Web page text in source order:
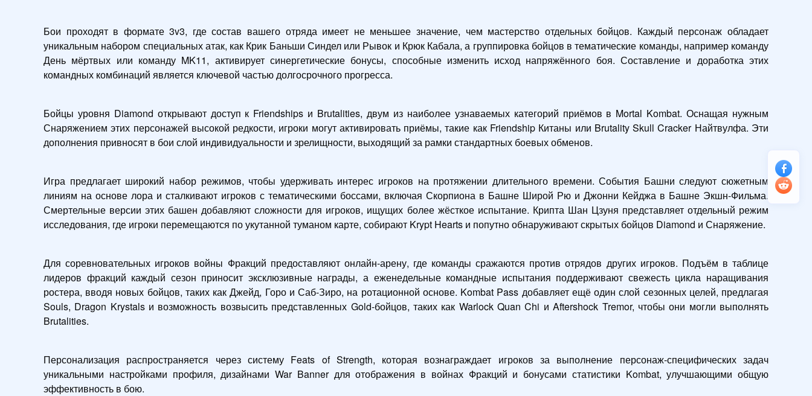
Бои проходят в формате 3v3, где состав вашего отряда имеет не меньшее значение, чем мастерство отдельных бойцов. Каждый персонаж обладает
уникальным набором специальных атак, как Крик Баньши Синдел или Рывок и Крюк Кабала, а группировка бойцов в тематические команды, например команду
День мёртвых или команду MK11, активирует синергетические бонусы, способные изменить исход напряжённого боя. Составление и доработка этих
командных комбинаций является ключевой частью долгосрочного прогресса.
Бойцы уровня Diamond открывают доступ к Friendships и Brutalities, двум из наиболее узнаваемых категорий приёмов в Mortal Kombat. Оснащая нужным
Снаряжением этих персонажей высокой редкости, игроки могут активировать приёмы, такие как Friendship Китаны или Brutality Skull Cracker Найтвулфа. Эти
дополнения привносят в бои слой индивидуальности и зрелищности, выходящий за рамки стандартных боевых обменов.
Игра предлагает широкий набор режимов, чтобы удерживать интерес игроков на протяжении длительного времени. События Башни следуют сюжетным
линиям на основе лора и сталкивают игроков с тематическими боссами, включая Скорпиона в Башне Широй Рю и Джонни Кейджа в Башне Экшн-Фильма.
Смертельные версии этих башен добавляют сложности для игроков, ищущих более жёсткое испытание. Крипта Шан Цзуня представляет отдельный режим
исследования, где игроки перемещаются по укутанной туманом карте, собирают Krypt Hearts и попутно обнаруживают скрытых бойцов Diamond и Снаряжение.
Для соревновательных игроков войны Фракций предоставляют онлайн-арену, где команды сражаются против отрядов других игроков. Подъём в таблице
лидеров фракций каждый сезон приносит эксклюзивные награды, а еженедельные командные испытания поддерживают свежесть цикла наращивания
ростера, вводя новых бойцов, таких как Джейд, Горо и Саб-Зиро, на ротационной основе. Kombat Pass добавляет ещё один слой сезонных целей, предлагая
Souls, Dragon Krystals и возможность возвысить представленных Gold-бойцов, таких как Warlock Quan Chi и Aftershock Tremor, чтобы они могли выполнять
Brutalities.
Персонализация распространяется через систему Feats of Strength, которая вознаграждает игроков за выполнение персонаж-специфических задач
уникальными настройками профиля, дизайнами War Banner для отображения в войнах Фракций и бонусами статистики Kombat, улучшающими общую
эффективность в бою.